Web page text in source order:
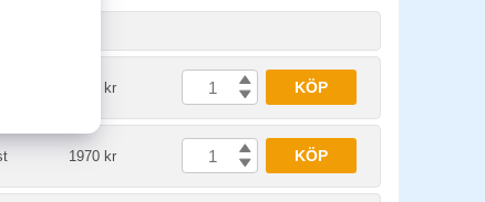
1750 kr KÖP
1970 kr KÖP